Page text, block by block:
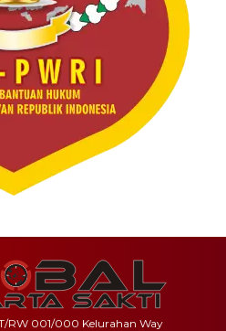
RW 001/000 Kelurahan Way